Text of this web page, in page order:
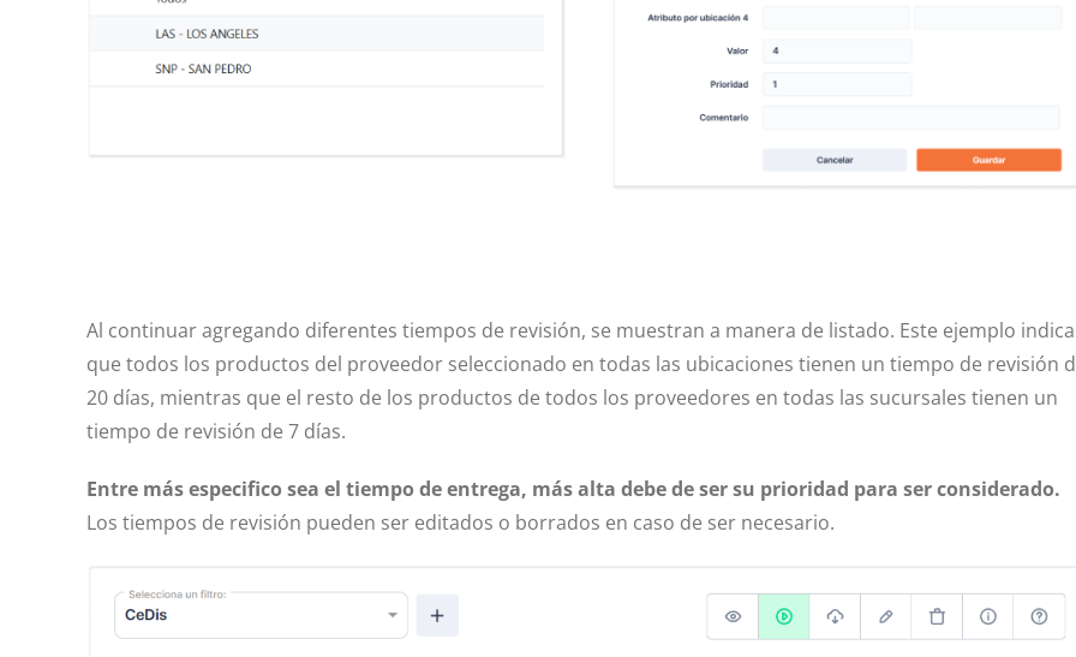
Al continuar agregando diferentes tiempos de revisión, se muestran a manera de listado. Este ejemplo indica
que todos los productos del proveedor seleccionado en todas las ubicaciones tienen un tiempo de revisión
20 días, mientras que el resto de los productos de todos los proveedores en todas las sucursales tienen un
tiempo de revisión de 7 días.
Entre más especifico sea el tiempo de entrega, más alta debe de ser su prioridad para ser considerado.
Los tiempos de revisión pueden ser editados o borrados en caso de ser necesario.